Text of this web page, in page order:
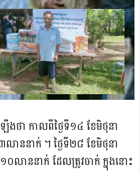
ងថា កាលពីថ្ងៃទី១៤ ខែមិថុនា
ាននាក់ ។ ថ្ងៃទី២៨ ខែមិថុនា
លាននាក់ ដែលត្រូវចាក់ ក្នុងនោះ​